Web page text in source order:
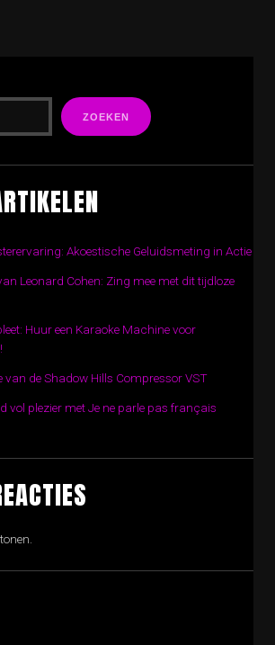
ZOEKEN
Akoestische Geluidsmeting in Actie
Leonard Cohen: Zing mee met dit tijdloze
Huur een Karaoke Machine voor
van de Shadow Hills Compressor VST
vol plezier met Je ne parle pas français